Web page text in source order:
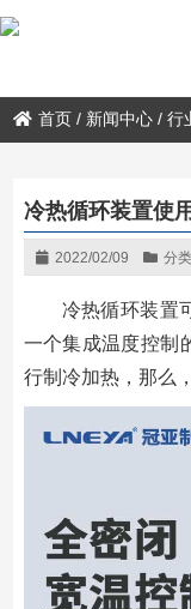
首页 / 新闻中心 /行
冷热循环装置使
2022/02/09 分
冷热循环装置
一个集成温度控制
行制冷加热，那么